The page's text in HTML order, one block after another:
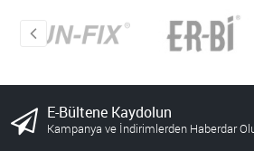
E-Bültene Kaydolun
Kampanya ve İndirimlerden Haberdar